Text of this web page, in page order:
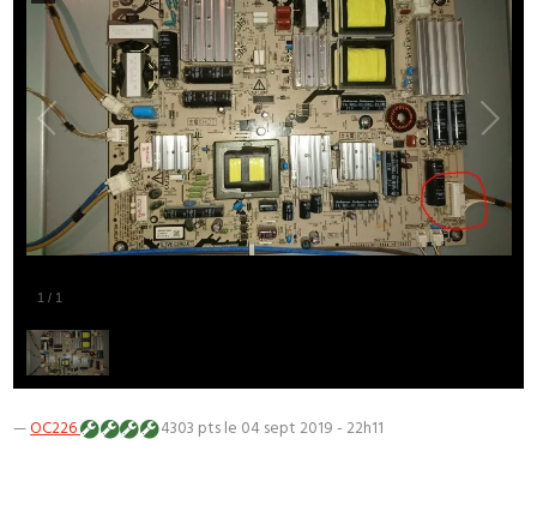
1 / 1
—OC226 4303 ptsle 04 sept 2019 - 22h11